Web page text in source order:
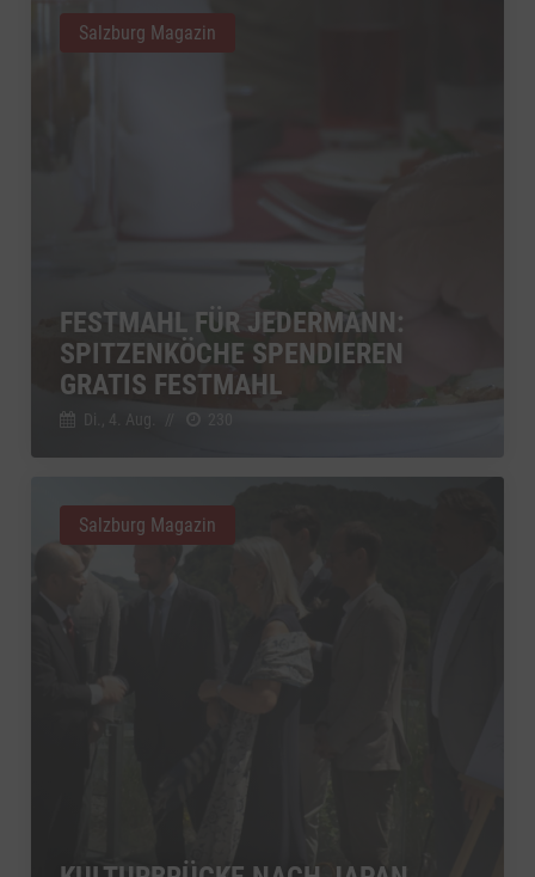
FESTMAHL FÜR JEDERMANN:
SPITZENKÖCHE SPENDIEREN
GRATIS FESTMAHL
Di., 4. Aug.
Salzburg Magazin
Salzburg Magazin